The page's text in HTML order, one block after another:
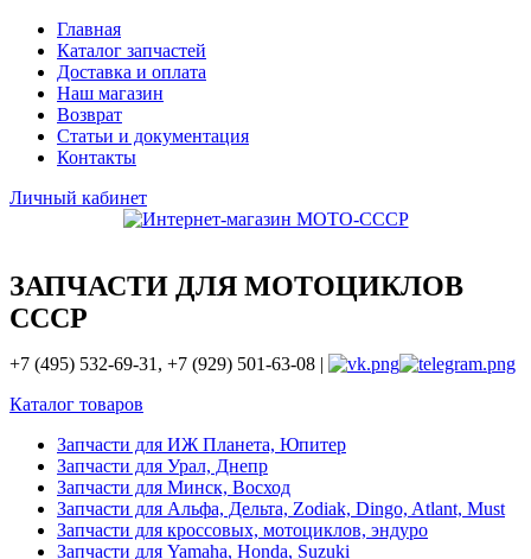
Главная
Каталог запчастей
Доставка и оплата
Наш магазин
Возврат
Статьи и документация
Контакты
Личный кабинет
ЗАПЧАСТИ ДЛЯ МОТОЦИКЛОВ
СССР
+7 (495) 532-69-31, +7 (929) 501-63-08 |
Каталог товаров
Запчасти для ИЖ Планета, Юпитер
Запчасти для Урал, Днепр
Запчасти для Минск, Восход
Запчасти для Альфа, Дельта, Zodiak, Dingo, Atlant, Must
Запчасти для кроссовых, мотоциклов, эндуро
Запчасти для Yamaha, Honda, Suzuki